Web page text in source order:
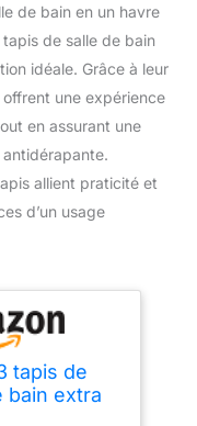
de bain en un havre
de salle de bain
idéale. Grâce à leur
une expérience
en assurant une
allient praticité et
d’un usage
tapis de
bain extra